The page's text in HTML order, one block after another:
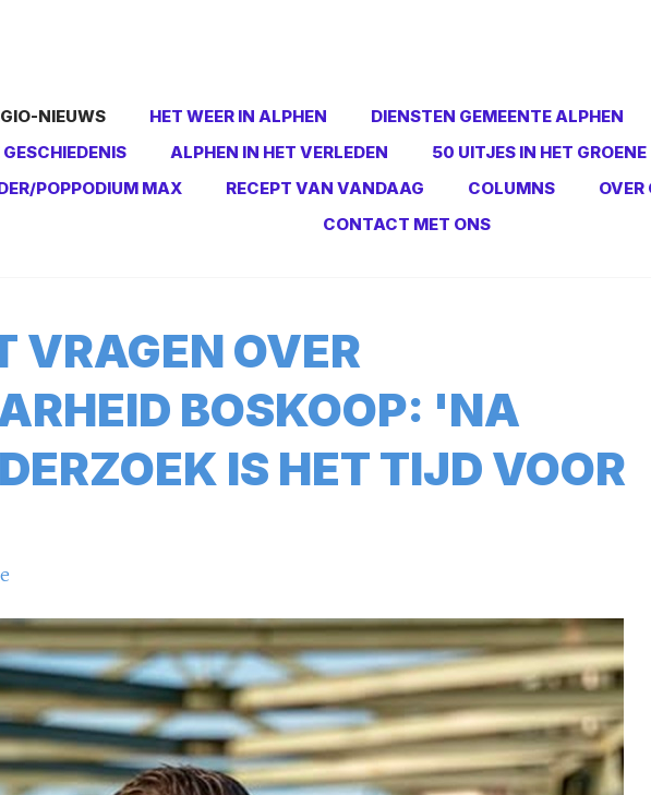
NIEUWS HET WEER IN ALPHEN
DIENSTEN GEMEENTE ALPHEN
ALPHEN IN HET VERLEDEN
50 UITJES IN HET
POPPODIUM MAX
RECEPT VAN VANDAAG COLUMNS
OVER
CONTACT MET ONS
VRAGEN OVER
BOSKOOP: 'NA
IS HET TIJD VOOR